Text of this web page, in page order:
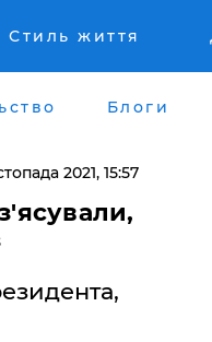
Стиль життя
Блоги
2021, 15:57